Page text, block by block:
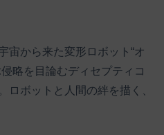
宙から来た変形ロボット“オ
略を目論むディセプティコ
ロボットと人間の絆を描く、